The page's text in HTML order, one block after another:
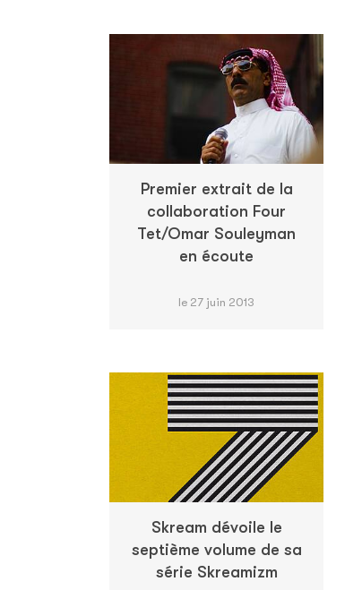
Premier extrait de la
collaboration Four
Tet/Omar Souleyman
en écoute
le 27 juin 2013
Skream dévoile le
septième volume de sa
série Skreamizm